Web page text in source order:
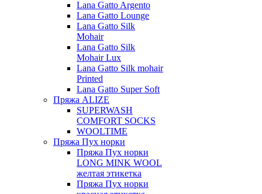
Lana Gatto Argento
Lana Gatto Lounge
Lana Gatto Silk
Mohair
Lana Gatto Silk
Mohair Lux
Lana Gatto Silk mohair
Printed
Lana Gatto Super Soft
Пряжа ALIZE
SUPERWASH
COMFORT SOCKS
WOOLTIME
Пряжа Пух норки
Пряжа Пух норки
LONG MINK WOOL
желтая этикетка
Пряжа Пух норки